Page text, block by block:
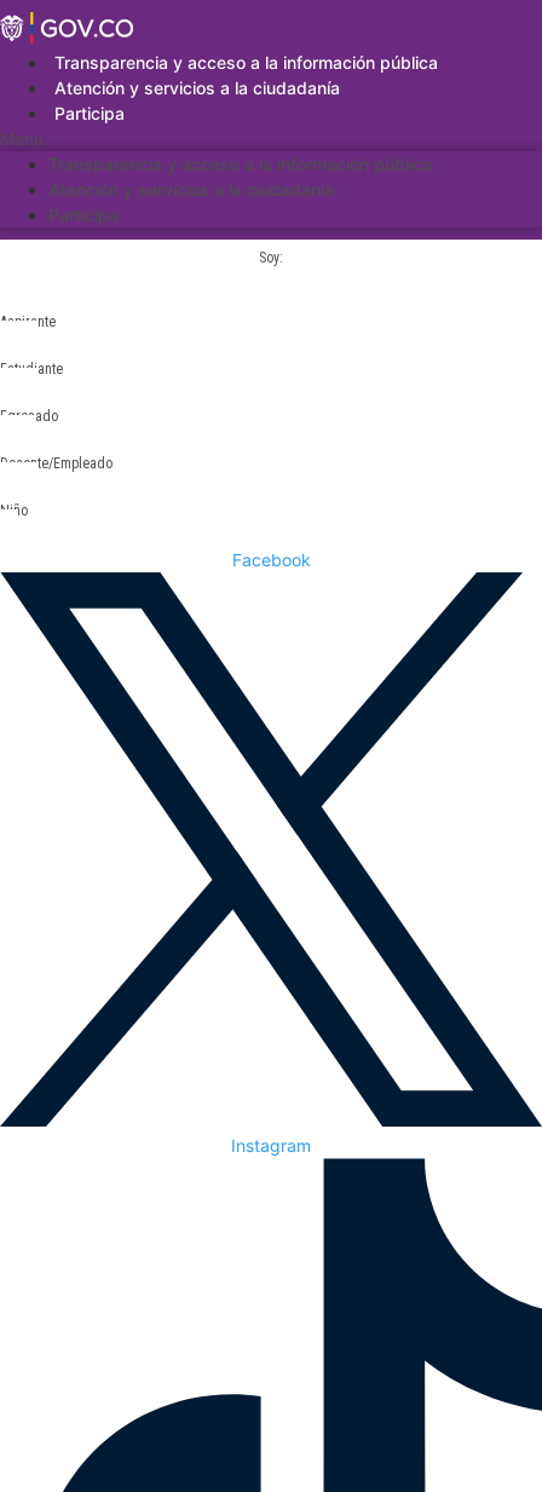
Saltar
al
contenidoTransparencia y acceso a la información pública
Atención y servicios a la ciudadanía
Participa
Menu
Transparencia y acceso a la información pública
Atención y servicios a la ciudadanía
Participa
Soy:
Aspirante
Estudiante
Egresado
Docente/Empleado
Niño
Facebook
Instagram